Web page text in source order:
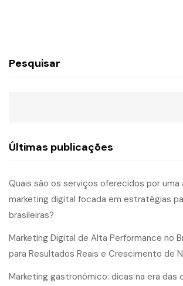
Pesquisar
Últimas publicações
Quais são os serviços oferecidos por uma
marketing digital focada em estratégias
brasileiras?
Marketing Digital de Alta Performance no
para Resultados Reais e Crescimento de
Marketing gastronômico: dicas na era das